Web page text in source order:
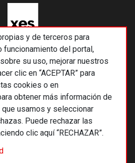
y de terceros para
funcionamiento del portal,
su uso, mejorar nuestros
clic en “ACEPTAR” para
cookies o en
obtener más información de
usamos y seleccionar
Puede rechazar las
clic aquí “RECHAZAR”.
económicas SCCL
y condiciones de uso